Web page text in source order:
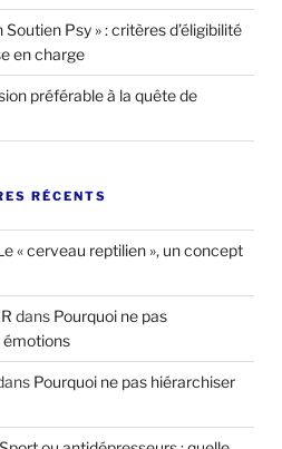
Psy » : critères d’éligibilité
en charge
préférable à la quête de
RÉCENTS
« cerveau reptilien », un concept
dans Pourquoi ne pas
émotions
Pourquoi ne pas hiérarchiser